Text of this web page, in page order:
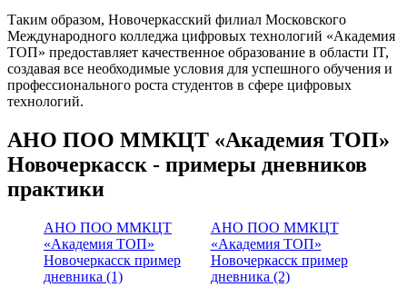
Таким образом, Новочеркасский филиал Московского
Международного колледжа цифровых технологий «Академия
TOП» предоставляет качественное образование в области IT,
создавая все необходимые условия для успешного обучения и
профессионального роста студентов в сфере цифровых
технологий.
АНО ПОО ММКЦТ «Академия ТОП»
Новочеркасск - примеры дневников
практики
АНО ПОО ММКЦТ
«Академия ТОП»
Новочеркасск пример
дневника (1)
АНО ПОО ММКЦТ
«Академия ТОП»
Новочеркасск пример
дневника (2)